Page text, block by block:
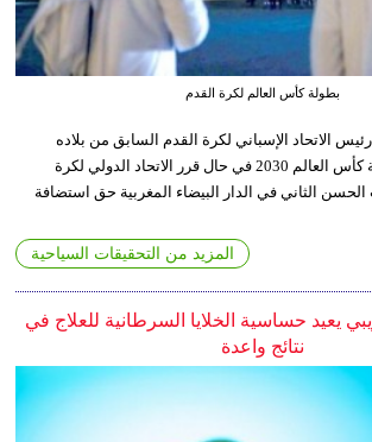
بطولة كأس العالم لكرة القدم
الاتحاد الإسباني لكرة القدم السابق من بلاده
الانسحاب من استضافة كأس العالم 2030 في حال قرر الاتحاد الدولي لكرة
الثاني في الدار البيضاء المغربية حق استضافة
المزيد من التحقيقات السياحية
يعيد حساسية الخلايا السرطانية للعلاج في
نتائج واعدة